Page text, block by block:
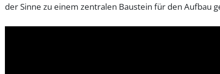
der Sinne zu einem zentralen Baustein für den Aufbau